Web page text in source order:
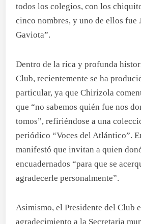
todos los colegios, con los
cinco nombres, y uno de ellos fue
Gaviota”.
Dentro de la rica y profunda
Club, recientemente se ha
particular, ya que Chirizola
que “no sabemos quién fue nos
tomos”, refiriéndose a una
periódico “Voces del Atlántico”.
manifestó que invitan a quien
encuadernados “para que se
agradecerle personalmente”.
Asimismo, el Presidente del Club
agradecimiento a la Secretaria